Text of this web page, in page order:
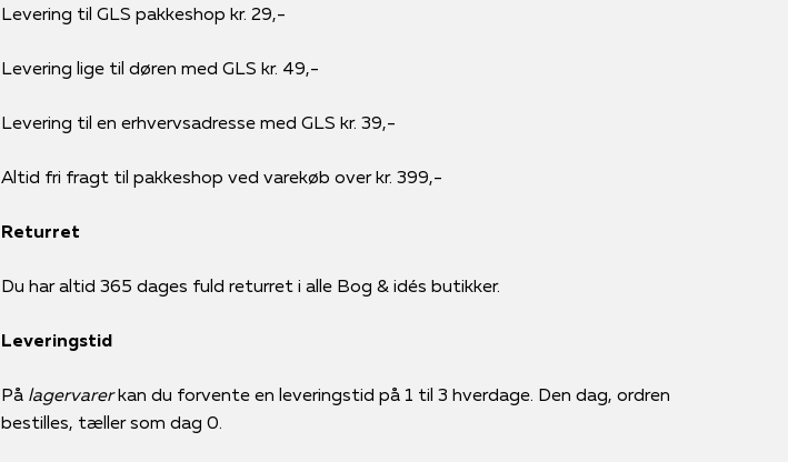
Levering til GLS pakkeshop kr. 29,-
Levering lige til døren med GLS kr. 49,-
Levering til en erhvervsadresse med GLS kr. 39,-
Altid fri fragt til pakkeshop ved varekøb over kr. 399,-
Returret
Du har altid 365 dages fuld returret i alle Bog & idés butikker.
Leveringstid
På lagervarerkan du forvente en leveringstid på 1 til 3 hverdage. Den dag, ordren
bestilles, tæller som dag 0.